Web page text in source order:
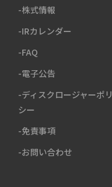
-株式情報
-IRカレンダー
-FAQ
-電子公告
-ディスクロージャーポリ
シー
-免責事項
-お問い合わせ